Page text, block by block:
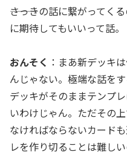
―――さっきの話に繋がって
に期待してもいいって話。
おんそく ：まあ新デッキ
んじゃない。極端な話を
デッキがそのままテンプ
いわけじゃん。ただその
なければならないカード
レを作り切ることは難し